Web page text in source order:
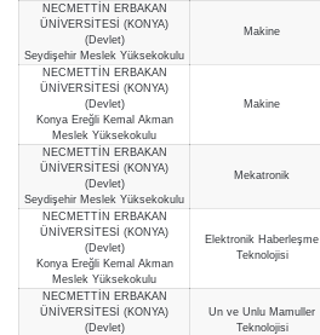
NECMETTİN ERBAKAN
ÜNİVERSİTESİ (KONYA)
(Devlet)
Seydişehir Meslek Yüksekokulu
Makine
NECMETTİN ERBAKAN
ÜNİVERSİTESİ (KONYA)
(Devlet)
Konya Ereğli Kemal Akman
Meslek Yüksekokulu
Makine
NECMETTİN ERBAKAN
ÜNİVERSİTESİ (KONYA)
(Devlet)
Seydişehir Meslek Yüksekokulu
Mekatronik
NECMETTİN ERBAKAN
ÜNİVERSİTESİ (KONYA)
(Devlet)
Konya Ereğli Kemal Akman
Meslek Yüksekokulu
Elektronik Haberleşme
Teknolojisi
NECMETTİN ERBAKAN
ÜNİVERSİTESİ (KONYA)
(Devlet)
Un ve Unlu Mamuller
Teknolojisi